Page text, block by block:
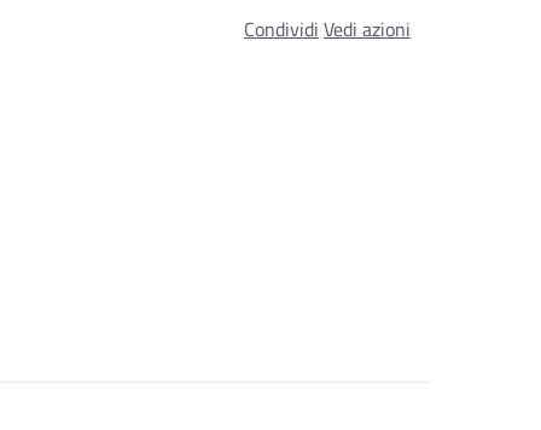
Condividi Vedi azioni